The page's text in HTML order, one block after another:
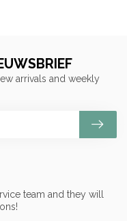
team and they will
arrivals and weekly